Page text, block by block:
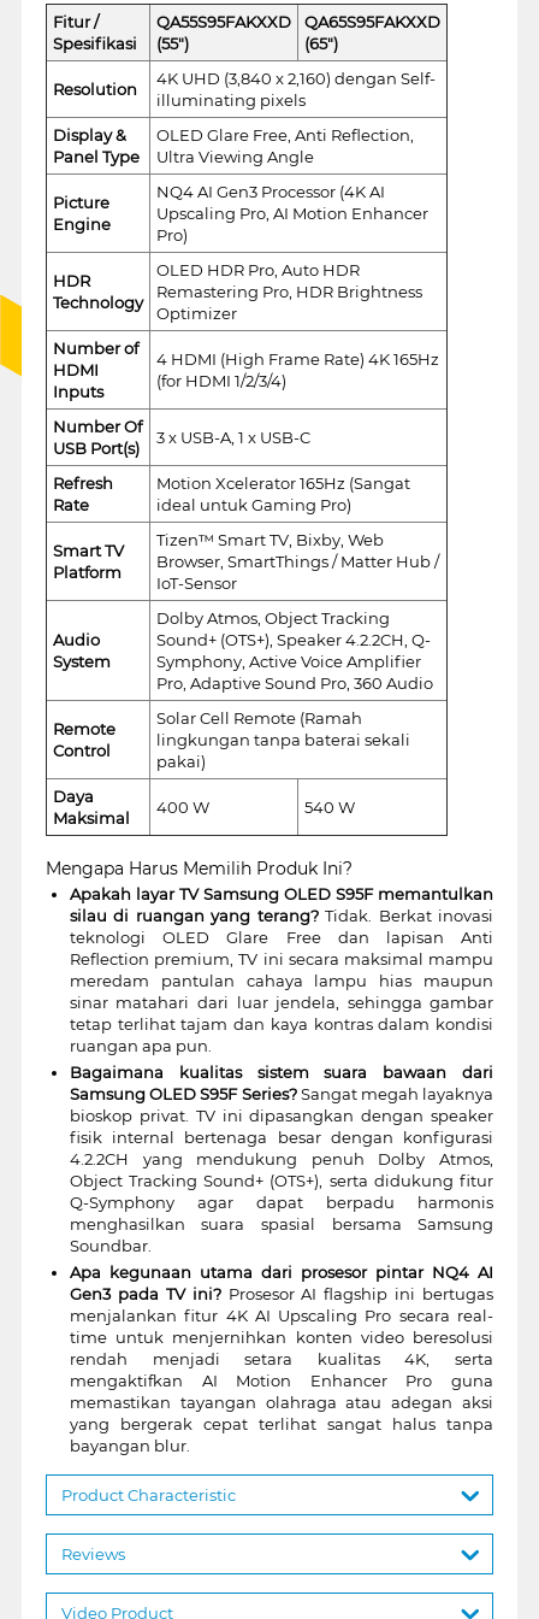
Fitur /
Spesifikasi
QA55S95FAKXXD
(55")
QA65S95FAKXXD
(65")
Resolution
4K UHD (3,840 x 2,160) dengan Self-
illuminating pixels
Display &
Panel Type
OLED Glare Free, Anti Reflection,
Ultra Viewing Angle
Picture
Engine
NQ4 AI Gen3 Processor (4K AI
Upscaling Pro, AI Motion Enhancer
Pro)
HDR
Technology
OLED HDR Pro, Auto HDR
Remastering Pro, HDR Brightness
Optimizer
Number of
HDMI
Inputs
4 HDMI (High Frame Rate) 4K 165Hz
(for HDMI 1/2/3/4)
Number Of
USB Port(s)
3 x USB-A, 1 x USB-C
Refresh
Rate
Motion Xcelerator 165Hz (Sangat
ideal untuk Gaming Pro)
Smart TV
Platform
Tizen™ Smart TV, Bixby, Web
Browser, SmartThings / Matter Hub /
IoT-Sensor
Audio
System
Dolby Atmos, Object Tracking
Sound+ (OTS+), Speaker 4.2.2CH, Q-
Symphony, Active Voice Amplifier
Pro, Adaptive Sound Pro, 360 Audio
Remote
Control
Solar Cell Remote (Ramah
lingkungan tanpa baterai sekali
pakai)
Daya
Maksimal
400 W 540 W
Mengapa Harus Memilih Produk Ini?
Apakah layar TV Samsung OLED S95F memantulkan
silau di ruangan yang terang?Tidak. Berkat inovasi
teknologi OLED Glare Free dan lapisan Anti
Reflection premium, TV ini secara maksimal mampu
meredam pantulan cahaya lampu hias maupun
sinar matahari dari luar jendela, sehingga gambar
tetap terlihat tajam dan kaya kontras dalam kondisi
ruangan apa pun.
Bagaimana kualitas sistem suara bawaan dari
Samsung OLED S95F Series?Sangat megah layaknya
bioskop privat. TV ini dipasangkan dengan speaker
fisik internal bertenaga besar dengan konfigurasi
4.2.2CH yang mendukung penuh Dolby Atmos,
Object Tracking Sound+ (OTS+), serta didukung fitur
Q-Symphony agar dapat berpadu harmonis
menghasilkan suara spasial bersama Samsung
Soundbar.
Apa kegunaan utama dari prosesor pintar NQ4 AI
Gen3 pada TV ini?Prosesor AI flagship ini bertugas
menjalankan fitur 4K AI Upscaling Pro secara real-
time untuk menjernihkan konten video beresolusi
rendah menjadi setara kualitas 4K, serta
mengaktifkan AI Motion Enhancer Pro guna
memastikan tayangan olahraga atau adegan aksi
yang bergerak cepat terlihat sangat halus tanpa
bayangan blur.
Product Characteristic
Reviews
Video Product